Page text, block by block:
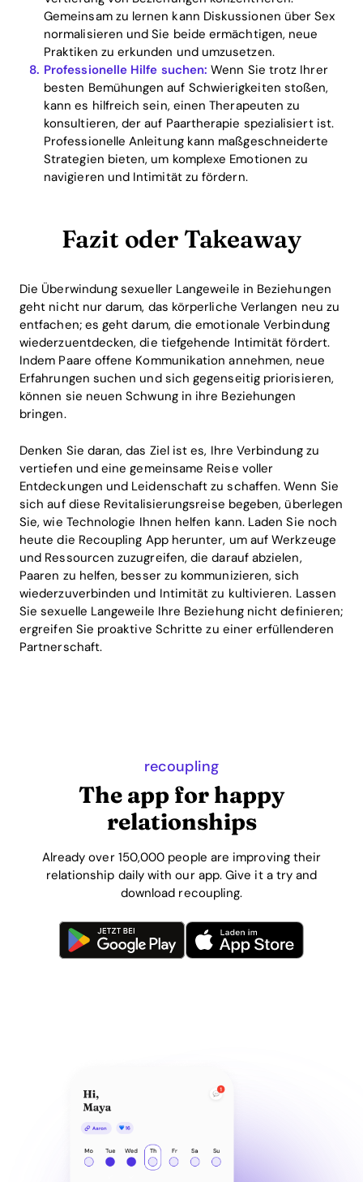
Gemeinsam zu lernen kann Diskussionen über Sex
normalisieren und Sie beide ermächtigen, neue
Praktiken zu erkunden und umzusetzen.
Professionelle Hilfe suchen: Wenn Sie trotz Ihrer
besten Bemühungen auf Schwierigkeiten stoßen,
kann es hilfreich sein, einen Therapeuten zu
konsultieren, der auf Paartherapie spezialisiert ist.
Professionelle Anleitung kann maßgeschneiderte
Strategien bieten, um komplexe Emotionen zu
navigieren und Intimität zu fördern.
Fazit oder Takeaway
Die Überwindung sexueller Langeweile in Beziehungen
geht nicht nur darum, das körperliche Verlangen neu zu
entfachen; es geht darum, die emotionale Verbindung
wiederzuentdecken, die tiefgehende Intimität fördert.
Indem Paare offene Kommunikation annehmen, neue
Erfahrungen suchen und sich gegenseitig priorisieren,
können sie neuen Schwung in ihre Beziehungen
bringen.
Denken Sie daran, das Ziel ist es, Ihre Verbindung zu
vertiefen und eine gemeinsame Reise voller
Entdeckungen und Leidenschaft zu schaffen. Wenn Sie
sich auf diese Revitalisierungsreise begeben, überlegen
Sie, wie Technologie Ihnen helfen kann. Laden Sie noch
heute die Recoupling App herunter, um auf Werkzeuge
und Ressourcen zuzugreifen, die darauf abzielen,
Paaren zu helfen, besser zu kommunizieren, sich
wiederzuverbinden und Intimität zu kultivieren. Lassen
Sie sexuelle Langeweile Ihre Beziehung nicht definieren;
ergreifen Sie proaktive Schritte zu einer erfüllenderen
Partnerschaft.
recoupling
The app for happy
relationships
Already over 150,000 people are improving their
relationship daily with our app. Give it a try and
download recoupling.